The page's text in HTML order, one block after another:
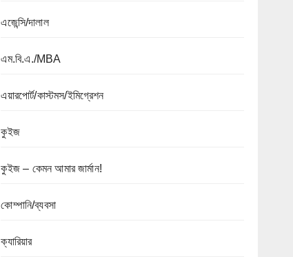
এজেন্সি/দালাল
এম.বি.এ./MBA
এয়ারপোর্ট/কাস্টমস/ইমিগ্রেশন
কুইজ
কুইজ – কেমন আমার জার্মান!
কোম্পানি/ব্যবসা
ক্যারিয়ার